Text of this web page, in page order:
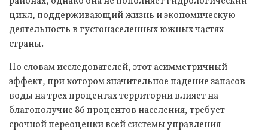
цикл, поддерживающий жизнь и экономическую
деятельность в густонаселенных южных частях
страны.
По словам исследователей, этот асимметричный
эффект, при котором значительное падение запасов
воды на трех процентах территории влияет на
благополучие 86 процентов населения, требует
срочной переоценки всей системы управления